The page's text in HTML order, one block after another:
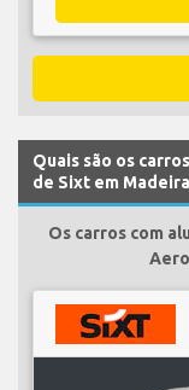
Quais são os
de Sixt em
Os carros com